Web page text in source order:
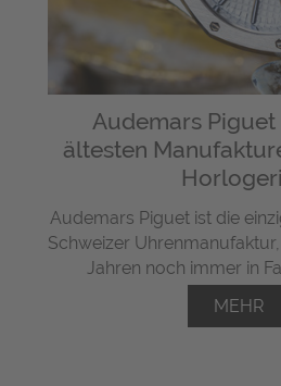
Audemars Piguet
ältesten
Audemars Piguet ist die
Schweizer
Jahren noch immer in
MEHR